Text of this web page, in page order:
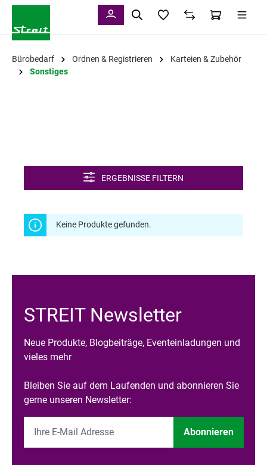
Bürobedarf Ordnen & Registrieren
Karteien & Zubehör
Sonstiges
ERGEBNISSE FILTERN
Keine Produkte gefunden.
STREIT Newsletter
Neue Produkte, Blogbeiträge, Eventeinladungen und
vieles mehr
Bleiben Sie auf dem Laufenden und abonnieren Sie
gerne unseren Newsletter:
Abonnieren